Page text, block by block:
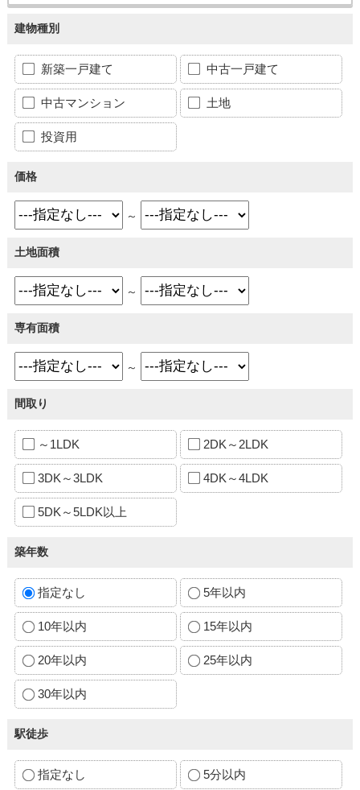
建物種別
新築一戸建て 中古一戸建て
中古マンション 土地
投資用
価格
～
土地面積
～
専有面積
～
間取り
～1LDK 2DK～2LDK
3DK～3LDK 4DK～4LDK
5DK～5LDK以上
築年数
指定なし 5年以内
10年以内 15年以内
20年以内 25年以内
30年以内
駅徒歩
指定なし 5分以内